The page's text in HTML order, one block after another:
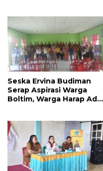
Seska Ervina Budiman
Serap Aspirasi Warga
Boltim, Warga Harap Ada